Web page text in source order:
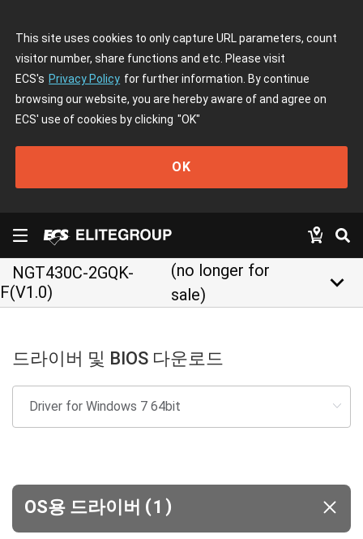
This site uses cookies to only capture URL parameters, count
visitor number, share functions and etc. Please visit
ECS's Privacy Policy for further information. By continue
browsing our website, you are hereby aware of and agree on
ECS' use of cookies by clicking "OK"
OK
NGT430C-2GQK-
F(V1.0)
(no longer for
sale)
keyboard_arrow_down
드라이버 및 BIOS 다운로드
OS용 드라이버 (1 )